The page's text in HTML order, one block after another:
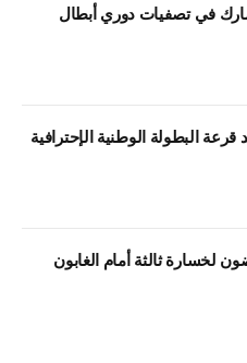
في تصفيات دوري أبطال
البطولة الوطنية الإحترافية
لخسارة ثالثة أمام الغابون